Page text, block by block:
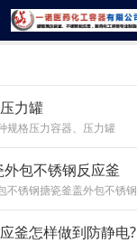
力罐
规格压力容器、压力罐
包不锈钢反应釜
釜怎样做到防静电?